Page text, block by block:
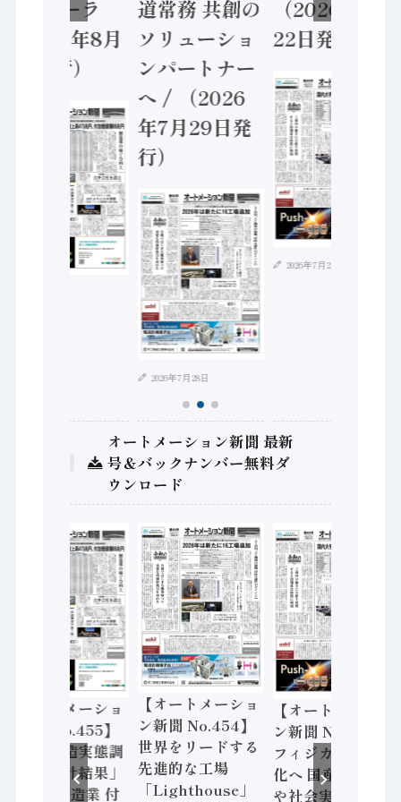
ントローラ
（2026年8月
5日発行）
道常務 共創の
ソリューショ
ンパートナー
へ / （2026
年7月29日発
行）
2026年7月28日
（2026年7月
22日発行）
2026年7月21日
オートメーション新聞 最新
号＆バックナンバー無料ダ
ウンロード
【オートメーショ
ン新聞 No.455】
「経済構造実態調
査二次集計結果」
2024年製造業 付
【オートメーショ
ン新聞 No.454】
世界をリードする
先進的な工場
「Lighthouse」
【オートメーショ
ン新聞 No.453】
フィジカルAI本格
化へ 国産AI開発
や社会実装に活発